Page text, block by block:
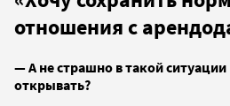
отношения с
— А не страшно в такой
открывать?